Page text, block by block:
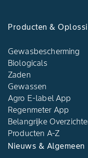
Producten &
Gewasbescherming
Biologicals
Zaden
Gewassen
Agro E-label App
Regenmeter App
Belangrijke
Producten A-Z
Nieuws & Algemeen